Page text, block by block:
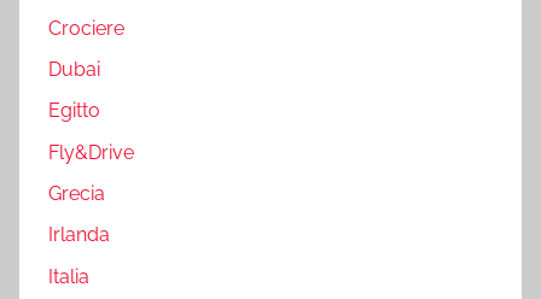
Crociere
Dubai
Egitto
Fly&Drive
Grecia
Irlanda
Italia